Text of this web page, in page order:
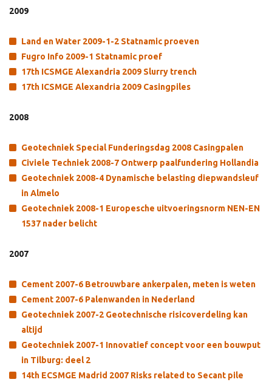
2009
Land en Water 2009-1-2 Statnamic proeven
Fugro Info 2009-1 Statnamic proef
17th ICSMGE Alexandria 2009 Slurry trench
17th ICSMGE Alexandria 2009 Casingpiles
2008
Geotechniek Special Funderingsdag 2008 Casingpalen
Civiele Techniek 2008-7 Ontwerp paalfundering Hollandia
Geotechniek 2008-4 Dynamische belasting diepwandsleuf
in Almelo
Geotechniek 2008-1 Europesche uitvoeringsnorm NEN-EN
1537 nader belicht
2007
Cement 2007-6 Betrouwbare ankerpalen, meten is weten
Cement 2007-6 Palenwanden in Nederland
Geotechniek 2007-2 Geotechnische risicoverdeling kan
altijd
Geotechniek 2007-1 Innovatief concept voor een bouwput
in Tilburg: deel 2
14th ECSMGE Madrid 2007 Risks related to Secant pile